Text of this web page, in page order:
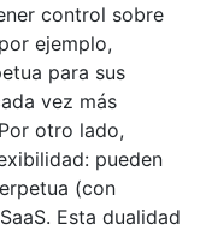
control sobre
ejemplo,
para sus
vez más
otro lado,
pueden
(con
Esta dualidad